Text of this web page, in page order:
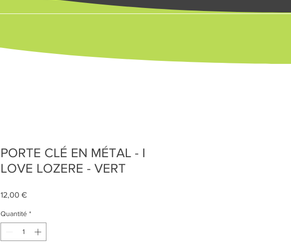
PORTE CLÉ EN MÉTAL - I
LOVE LOZERE - VERT
12,00 €Prix
Quantité *